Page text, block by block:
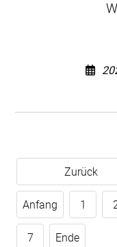
Zurück
Anfang 1
7 Ende